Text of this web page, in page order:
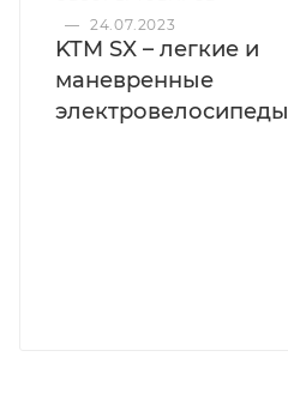
— 24.07.2023
KTM SX – легкие и
маневренные
электровелосипеды